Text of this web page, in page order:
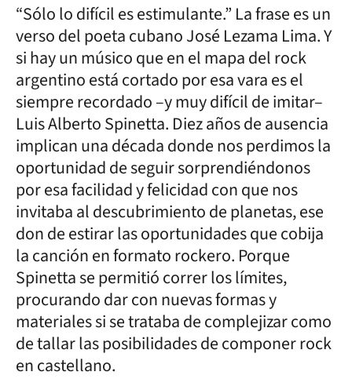
“Sólo lo difícil es estimulante.” La frase es un
verso del poeta cubano José Lezama Lima. Y
si hay un músico que en el mapa del rock
argentino está cortado por esa vara es el
siempre recordado –y muy difícil de imitar–
Luis Alberto Spinetta. Diez años de ausencia
implican una década donde nos perdimos la
oportunidad de seguir sorprendiéndonos
por esa facilidad y felicidad con que nos
invitaba al descubrimiento de planetas, ese
don de estirar las oportunidades que cobija
la canción en formato rockero. Porque
Spinetta se permitió correr los límites,
procurando dar con nuevas formas y
materiales si se trataba de complejizar como
de tallar las posibilidades de componer rock
en castellano.